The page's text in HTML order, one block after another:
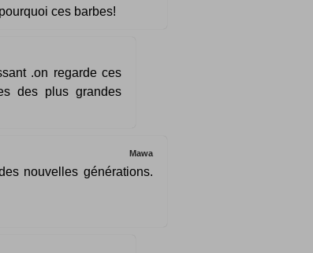
ces barbes!
.on regarde ces
des plus grandes
Mawa
nouvelles générations.